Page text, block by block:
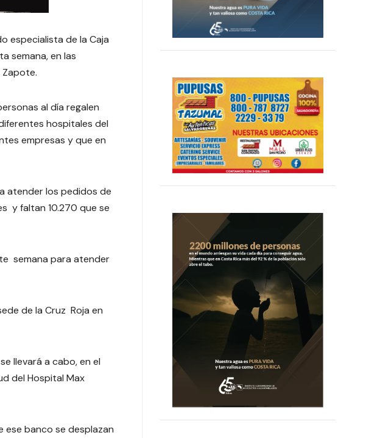
especialista de la Caja
semana, en las
Zapote.
al día regalen
hospitales del
empresas y que en
atender los pedidos de
y faltan 10.270 que se
semana para atender
de la Cruz Roja en
llevará a cabo, en el
del Hospital Max
banco se desplazan